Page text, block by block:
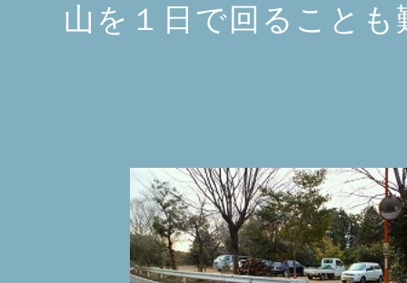
山を１日で回ること